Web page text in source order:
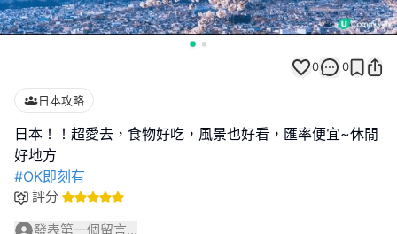
0 0
日本攻略
日本！！超愛去，食物好吃，風景也好看，匯率便宜~休閒
#OK即刻有
評分
發表第一個留言...